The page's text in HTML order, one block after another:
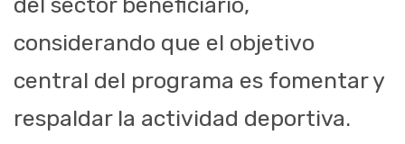
del sector beneficiario,
considerando que el objetivo
central del programa es fomentar y
respaldar la actividad deportiva.